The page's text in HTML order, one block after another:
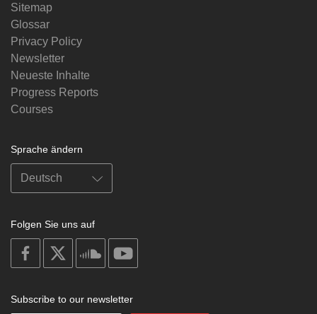
Sitemap
Glossar
Privacy Policy
Newsletter
Neueste Inhalte
Progress Reports
Courses
Sprache ändern
Folgen Sie uns auf
on
facebook
soundcloud
Subscribe to our newsletter